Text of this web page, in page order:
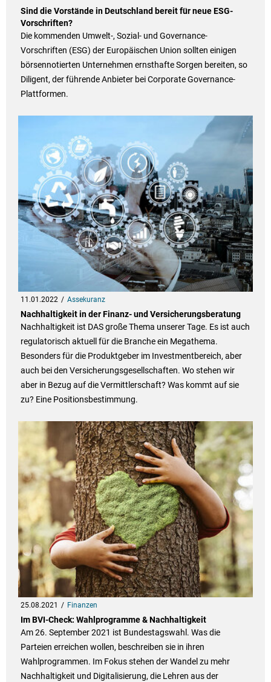
Sind die Vorstände in Deutschland bereit für neue ESG-
Vorschriften?
Die kommenden Umwelt-, Sozial- und Governance-
Vorschriften (ESG) der Europäischen Union sollten einigen
börsennotierten Unternehmen ernsthafte Sorgen bereiten, so
Diligent, der führende Anbieter bei Corporate Governance-
Plattformen.
11.01.2022 Assekuranz
Nachhaltigkeit in der Finanz- und Versicherungsberatung
Nachhaltigkeit ist DAS große Thema unserer Tage. Es ist auch
regulatorisch aktuell für die Branche ein Megathema.
Besonders für die Produktgeber im Investmentbereich, aber
auch bei den Versicherungsgesellschaften. Wo stehen wir
aber in Bezug auf die Vermittlerschaft? Was kommt auf sie
zu? Eine Positionsbestimmung.
25.08.2021 Finanzen
Im BVI-Check: Wahlprogramme & Nachhaltigkeit
Am 26. September 2021 ist Bundestagswahl. Was die
Parteien erreichen wollen, beschreiben sie in ihren
Wahlprogrammen. Im Fokus stehen der Wandel zu mehr
Nachhaltigkeit und Digitalisierung, die Lehren aus der